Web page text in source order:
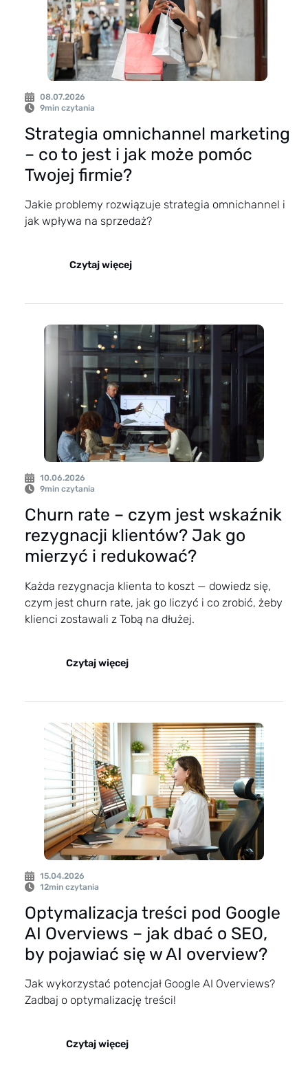
08.07.2026
9min czytania
Strategia omnichannel marketing
– co to jest i jak może pomóc
Twojej firmie?
Jakie problemy rozwiązuje strategia omnichannel i
jak wpływa na sprzedaż?
Czytaj więcej
10.06.2026
9min czytania
Churn rate – czym jest wskaźnik
rezygnacji klientów? Jak go
mierzyć i redukować?
Każda rezygnacja klienta to koszt — dowiedz się,
czym jest churn rate, jak go liczyć i co zrobić, żeby
klienci zostawali z Tobą na dłużej.
Czytaj więcej
15.04.2026
12min czytania
Optymalizacja treści pod Google
AI Overviews – jak dbać o SEO,
by pojawiać się w AI overview?
Jak wykorzystać potencjał Google AI Overviews?
Zadbaj o optymalizację treści!
Czytaj więcej